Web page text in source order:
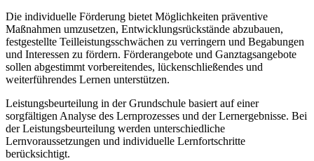
Die individuelle Förderung bietet Möglichkeiten präventive
Maßnahmen umzusetzen, Entwicklungsrückstände abzubauen,
festgestellte Teilleistungsschwächen zu verringern und Begabungen
und Interessen zu fördern. Förderangebote und Ganztagsangebote
sollen abgestimmt vorbereitendes, lückenschließendes und
weiterführendes Lernen unterstützen.
Leistungsbeurteilung in der Grundschule basiert auf einer
sorgfältigen Analyse des Lernprozesses und der Lernergebnisse. Bei
der Leistungsbeurteilung werden unterschiedliche
Lernvoraussetzungen und individuelle Lernfortschritte
berücksichtigt.